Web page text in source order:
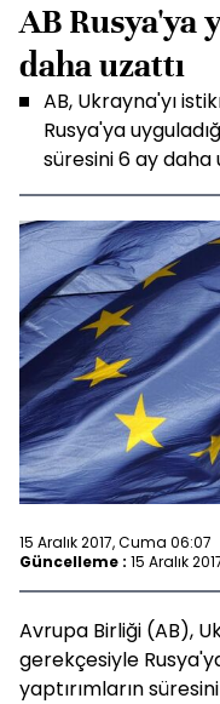
AB Rusya'ya
daha uzattı
AB, Ukrayna'yı
Rusya'ya
süresini 6 ay daha
15 Aralık 2017, Cuma 06:07
Güncelleme : 15 Aralık
Avrupa Birliği (AB),
gerekçesiyle
yaptırımların